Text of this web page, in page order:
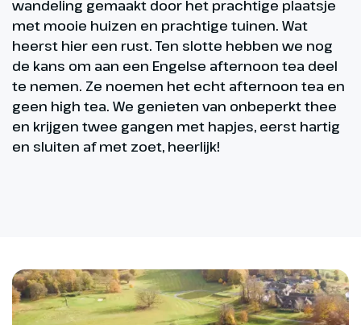
wandeling gemaakt door het prachtige plaatsje
met mooie huizen en prachtige tuinen. Wat
heerst hier een rust. Ten slotte hebben we nog
de kans om aan een Engelse afternoon tea deel
te nemen. Ze noemen het echt afternoon tea en
geen high tea. We genieten van onbeperkt thee
en krijgen twee gangen met hapjes, eerst hartig
en sluiten af met zoet, heerlijk!